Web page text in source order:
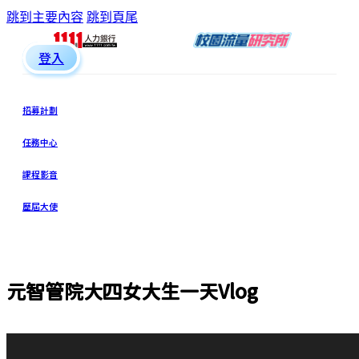
跳到主要內容 跳到頁尾
登入
招募計劃
任務中心
課程影音
歷屆大使
元智管院大四女大生一天Vlog